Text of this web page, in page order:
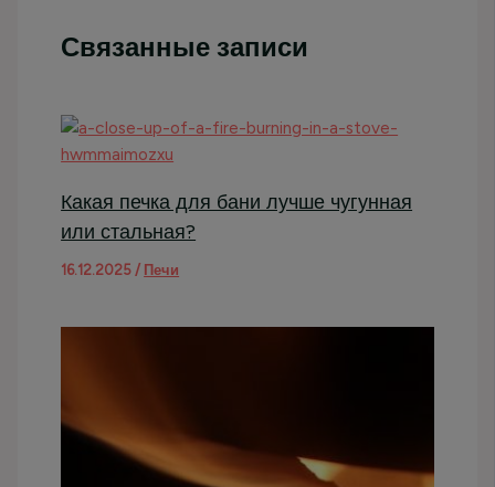
Связанные записи
Какая печка для бани лучше чугунная
или стальная?
16.12.2025/ Печи